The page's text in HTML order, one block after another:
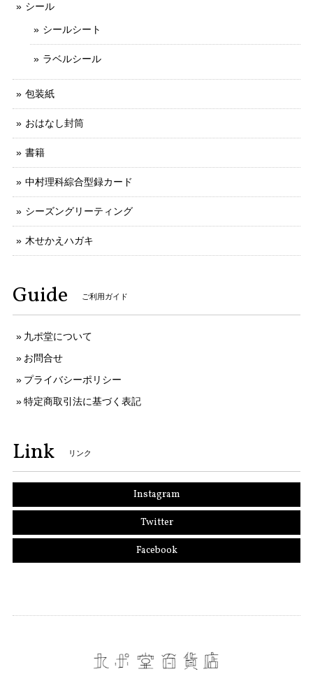
シール
シールシート
ラベルシール
包装紙
おはなし封筒
書籍
中村理科綜合型録カード
シーズングリーティング
木せかえハガキ
Guide ご利用ガイド
九ポ堂について
お問合せ
プライバシーポリシー
特定商取引法に基づく表記
Link リンク
Instagram
Twitter
Facebook